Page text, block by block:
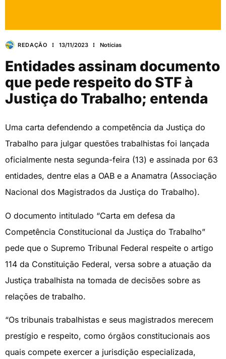
REDAÇÃO 13/11/2023 Notícias
Entidades assinam documento
que pede respeito do STF à
Justiça do Trabalho; entenda
Uma carta defendendo a competência da Justiça do
Trabalho para julgar questões trabalhistas foi lançada
oficialmente nesta segunda-feira (13) e assinada por 63
entidades, dentre elas a OAB e a Anamatra (Associação
Nacional dos Magistrados da Justiça do Trabalho).
O documento intitulado “Carta em defesa da
Competência Constitucional da Justiça do Trabalho”
pede que o Supremo Tribunal Federal respeite o artigo
114 da Constituição Federal, versa sobre a atuação da
Justiça trabalhista na tomada de decisões sobre as
relações de trabalho.
“Os tribunais trabalhistas e seus magistrados merecem
prestígio e respeito, como órgãos constitucionais aos
quais compete exercer a jurisdição especializada,